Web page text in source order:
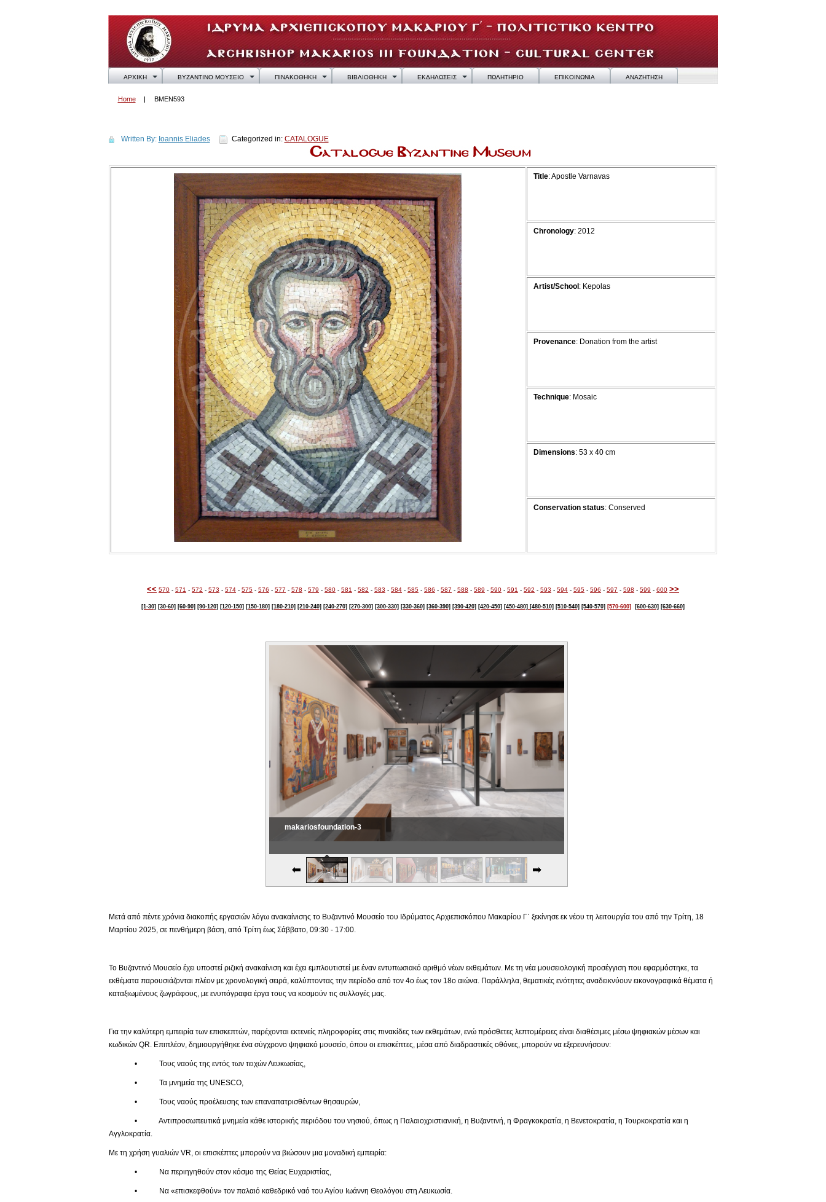
ΑΡΧΙΚΗ ΒΥΖΑΝΤΙΝΟ ΜΟΥΣΕΙΟ ΠΙΝΑΚΟΘΗΚΗ ΒΙΒΛΙΟΘΗΚΗ ΕΚΔΗΛΩΣΕΙΣ ΠΩΛΗΤΗΡΙΟ ΕΠΙΚΟΙΝΩΝΙΑ ΑΝΑΖΗΤΗΣΗ
Home BMEN593
Written By: Ioannis Eliades Categorized in: CATALOGUE
Title: Apostle Varnavas
Chronology: 2012
Artist/School : Kepolas
Provenance: Donation from the artist
Technique: Mosaic
Dimensions: 53 x 40 cm
Conservation status: Conserved
<< 570 - 571 - 572 - 573 - 574 - 575 - 576 - 577 - 578 - 579 - 580 - 581 - 582 - 583 - 584 - 585 - 586 - 587 - 588 - 589 - 590 - 591 - 592 - 593 - 594 - 595 - 596 - 597 - 598 - 599 - 600 >>
[1-30] [30-60] [60-90] [90-120] [120-150] [150-180] [180-210] [210-240] [240-270] [270-300] [300-330] [330-360] [360-390] [390-420] [420-450] [450-480] [480-510] [510-540] [540-570] [570-600] [600-630] [630-660]
makariosfoundation-3
Μετά από πέντε χρόνια διακοπής εργασιών λόγω ανακαίνισης το Βυζαντινό Μουσείο του Ιδρύματος Αρχιεπισκόπου Μακαρίου Γ΄ ξεκίνησε εκ νέου τη λειτουργία του από την Τρίτη, 18
Μαρτίου 2025, σε πενθήμερη βάση, από Τρίτη έως Σάββατο, 09:30 - 17:00.
Το Βυζαντινό Μουσείο έχει υποστεί ριζική ανακαίνιση και έχει εμπλουτιστεί με έναν εντυπωσιακό αριθμό νέων εκθεμάτων. Με τη νέα μουσειολογική προσέγγιση που εφαρμόστηκε, τα
εκθέματα παρουσιάζονται πλέον με χρονολογική σειρά, καλύπτοντας την περίοδο από τον 4ο έως τον 18ο αιώνα. Παράλληλα, θεματικές ενότητες αναδεικνύουν εικονογραφικά θέματα ή
καταξιωμένους ζωγράφους, με ενυπόγραφα έργα τους να κοσμούν τις συλλογές μας.
Για την καλύτερη εμπειρία των επισκεπτών, παρέχονται εκτενείς πληροφορίες στις πινακίδες των εκθεμάτων, ενώ πρόσθετες λεπτομέρειες είναι διαθέσιμες μέσω ψηφιακών μέσων και
κωδικών QR. Επιπλέον, δημιουργήθηκε ένα σύγχρονο ψηφιακό μουσείο, όπου οι επισκέπτες, μέσα από διαδραστικές οθόνες, μπορούν να εξερευνήσουν:
• Τους ναούς της εντός των τειχών Λευκωσίας,
• Τα μνημεία της UNESCO,
• Τους ναούς προέλευσης των επαναπατρισθέντων θησαυρών,
• Αντιπροσωπευτικά μνημεία κάθε ιστορικής περιόδου του νησιού, όπως η Παλαιοχριστιανική, η Βυζαντινή, η Φραγκοκρατία, η Βενετοκρατία, η Τουρκοκρατία και η
Αγγλοκρατία.
Με τη χρήση γυαλιών VR, οι επισκέπτες μπορούν να βιώσουν μια μοναδική εμπειρία:
• Να περιηγηθούν στον κόσμο της Θείας Ευχαριστίας,
• Να «επισκεφθούν» τον παλαιό καθεδρικό ναό του Αγίου Ιωάννη Θεολόγου στη Λευκωσία.